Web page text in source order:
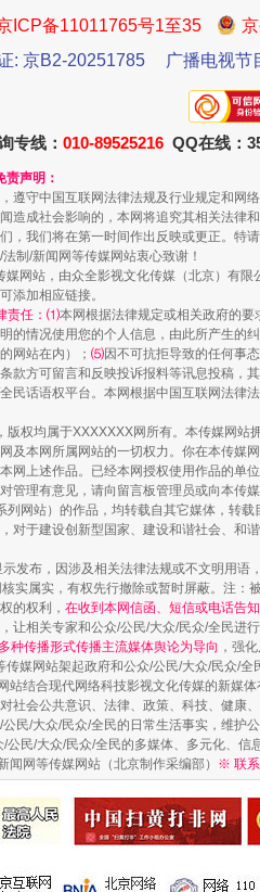
除了知识还要
送你一朵小
茶叶“炒上
ICP备11011765号1至35
: 京B2-20251785
广播电视节
专线： 010-89525216 QQ在线：
声明：
遵守中国互联网法律法规及行业规定和
造成社会影响的，本网将追究其相关法
，我们将在第一时间作出反映或更正。
制/新闻网等传媒网站衷心致谢！
网站，由众全影视文化传媒（北京）有
添加相应链接。
责任：⑴本网根据法律规定或相关政府的要
的情况使用您的个人信息，由此所产生的纠
网站在内）； ⑸因不可抗拒导致的任何事态
款方可留言和反映投诉报料等讯息投稿
民话语权平台。本网根据中国互联网法律
版权均属于XXXXXXX网所有。本传媒网
及本网所属网站的一切权力。你在本传
网上述作品。已经本网授权使用作品的单
管理有意见，请向留言板管理员或向本传媒
列网站）的作品，均转载自其它媒体，转
对于建设创新型国家、建设和谐社会、和
发布，因涉及相关法律法规或不文明用
实属实，有权先行撤除或暂时屏蔽。注：
的权利， 在收到本网信函、短信或电话告
让相关专家和公众/公民/大众/民众/全民
种传播形式传播主流媒体舆论为导向 ，强
媒网站架起政府和公众/公民/大众/民众/
站结合现代网络科技影视文化传媒的新媒
社会公共意识、法律、政策、科技、健康
民/大众/民众/全民的日常生活事实，维
公民/大众/民众/全民的多媒体、多元化、信
闻网等传媒网站（北京制作采编部） ※ 联系